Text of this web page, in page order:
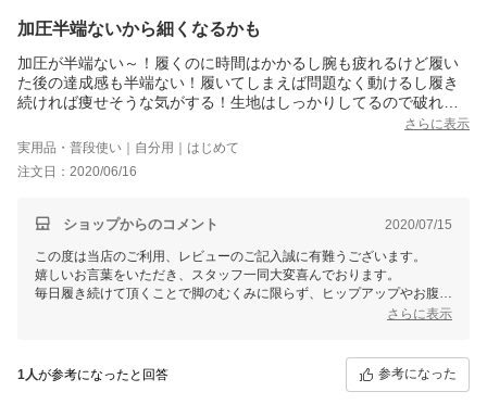
加圧半端ないから細くなるかも
加圧が半端ない～！履くのに時間はかかるし腕も疲れるけど履い
た後の達成感も半端ない！履いてしまえば問題なく動けるし履き
続ければ痩せそうな気がする！生地はしっかりしてるので破れる
心配はなさそうで良かったです！他の有名な加圧レギンスも買っ
たが少し圧力感に乏しい感じがするし生地も気をつけないと破れ
そうで怖いし毛玉もできてしまったけれどこのレギンスはその心
配は無さそう。でもホントに履くのは大変！なので星１つ減らし
さらに表示
実用品・普段使い｜自分用｜はじめて
注文日：2020/06/16
ショップからのコメント 2020/07/15
この度は当店のご利用、レビューのご記入誠に有難うございます。
嬉しいお言葉をいただき、スタッフ一同大変喜んでおります。
毎日履き続けて頂くことで脚のむくみに限らず、ヒップアップやお腹ま
さらに表示
1人が参考になったと回答 参考になった